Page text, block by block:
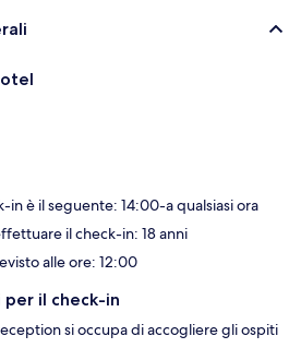
in è il seguente: 14:00-a qualsiasi ora
il check-in: 18 anni
alle ore: 12:00
per il check-in
si occupa di accogliere gli ospiti